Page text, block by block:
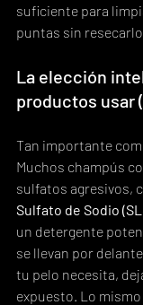
suficiente para
puntas sin
La elección
productos usar
Tan importante
Muchos champús
sulfatos agresivos,
Sulfato de Sodio
un detergente
se llevan por
tu pelo necesita,
expuesto. Lo